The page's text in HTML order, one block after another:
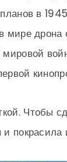
в
мире
Чтобы
покрасила